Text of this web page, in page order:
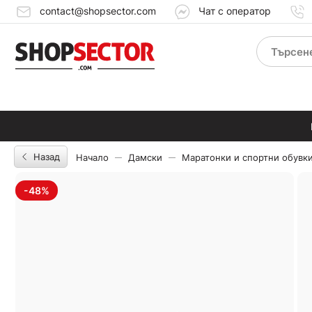
contact@shopsector.com Чат с оператор
Назад Начало Дамски Маратонки и спортни обувки
-48%